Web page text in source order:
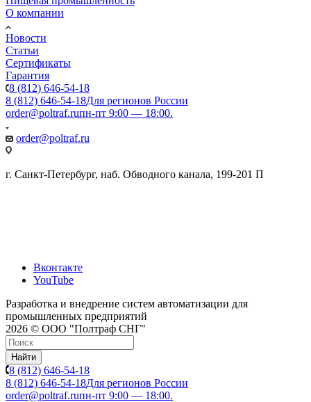
О компании
Новости
Статьи
Сертификаты
Гарантия
8 (812) 646-54-18
8 (812) 646-54-18Для регионов России
order@poltraf.ruпн-пт 9:00 — 18:00.
order@poltraf.ru
г. Санкт-Петербург, наб. Обводного канала, 199-201 П
Вконтакте
YouTube
Разработка и внедрение систем автоматизации для
промышленных предприятий
2026 © ООО "Полтраф СНГ"
Найти
8 (812) 646-54-18
8 (812) 646-54-18Для регионов России
order@poltraf.ruпн-пт 9:00 — 18:00.